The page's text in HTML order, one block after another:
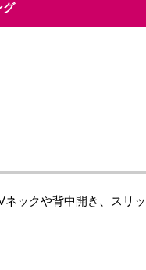
グ
ックや背中開き、スリッ